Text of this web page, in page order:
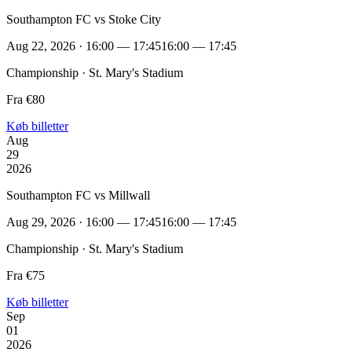
Southampton FC vs Stoke City
Aug 22, 2026 · 16:00 — 17:4516:00 — 17:45
Championship · St. Mary's Stadium
Fra €80
Køb billetter
Aug
29
2026
Southampton FC vs Millwall
Aug 29, 2026 · 16:00 — 17:4516:00 — 17:45
Championship · St. Mary's Stadium
Fra €75
Køb billetter
Sep
01
2026